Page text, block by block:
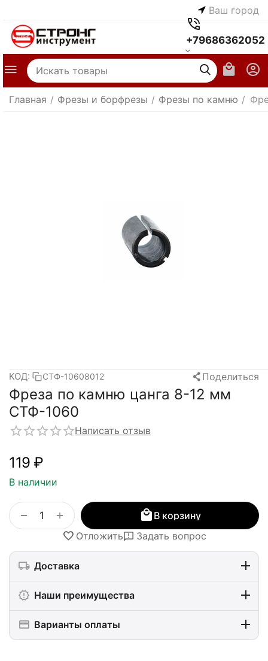
Ваш город
+79686362052
Главная / Фрезы и борфрезы / Фрезы по камню /
КОД: СТФ-10608012 Поделиться
Фреза по камню цанга 8-12 мм
СТФ-1060
Написать отзыв
‍119‍ ₽
В наличии
+
−
В корзину
Отложить
Задать вопрос
Доставка
Наши преимущества
Варианты оплаты